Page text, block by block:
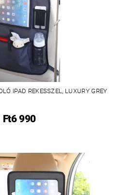
IPAD REKESSZEL, LUXURY GREY
Ft6 990